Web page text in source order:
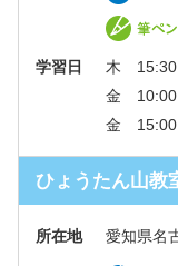
学習日
木 15:30
金 10:00
金 15:00
ひょうたん山教
所在地 愛知県名